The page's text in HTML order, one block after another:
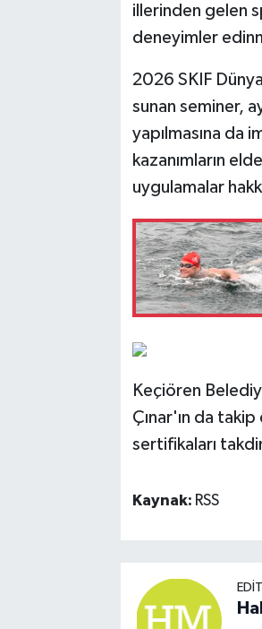
illerinden gelen
deneyimler
2026 SKIF
sunan seminer,
yapılmasına da
kazanımların
uygulamalar
Keçiören
Çınar'ın da
sertifikaları
Kaynak: RSS